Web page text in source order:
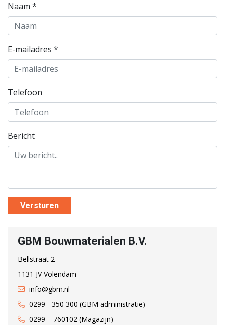
Naam *
E-mailadres *
Telefoon
Bericht
Versturen
GBM Bouwmaterialen B.V.
Bellstraat 2
1131 JV Volendam
info@gbm.nl
0299 - 350 300 (GBM administratie)
0299 – 760102 (Magazijn)